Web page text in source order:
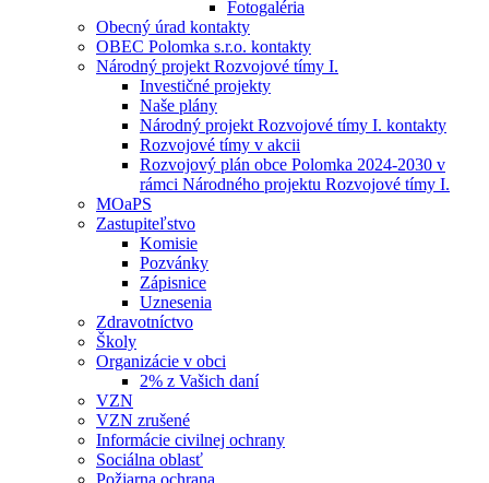
Fotogaléria
Obecný úrad kontakty
OBEC Polomka s.r.o. kontakty
Národný projekt Rozvojové tímy I.
Investičné projekty
Naše plány
Národný projekt Rozvojové tímy I. kontakty
Rozvojové tímy v akcii
Rozvojový plán obce Polomka 2024-2030 v
rámci Národného projektu Rozvojové tímy I.
MOaPS
Zastupiteľstvo
Komisie
Pozvánky
Zápisnice
Uznesenia
Zdravotníctvo
Školy
Organizácie v obci
2% z Vašich daní
VZN
VZN zrušené
Informácie civilnej ochrany
Sociálna oblasť
Požiarna ochrana